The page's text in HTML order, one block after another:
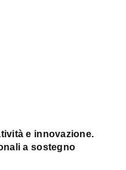
e innovazione.
a sostegno